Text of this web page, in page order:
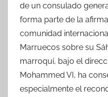
de un consulado
forma parte de la
comunidad
Marruecos sobre su
marroquí, bajo el
Mohammed VI, ha
especialmente el